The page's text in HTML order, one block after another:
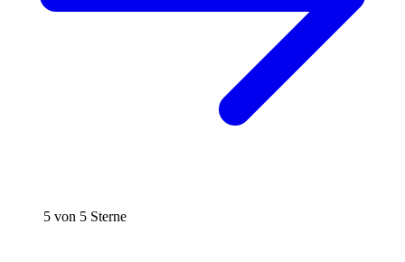
5 von 5 Sterne